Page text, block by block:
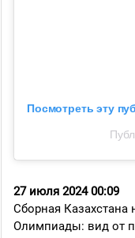
27 июля 2024 00:09
Сборная
Олимпиады: вид от
Посмотреть эту